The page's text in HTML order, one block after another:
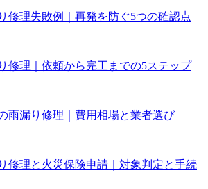
修理失敗例｜再発を防ぐ5つの確認点
修理｜依頼から完工までの5ステップ
雨漏り修理｜費用相場と業者選び
修理と火災保険申請｜対象判定と手続